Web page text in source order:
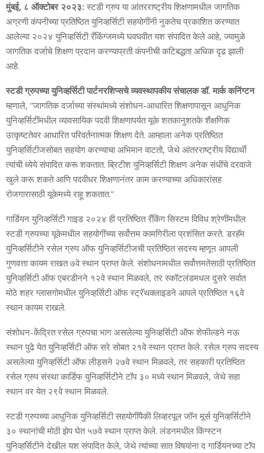
मुंबई, ८ ऑक्टोबर २०२३: स्‍टडी ग्रुप या आंतरराष्‍ट्रीय शिक्षणामधील जागतिक
अग्रणी कंपनीच्या प्रतिष्ठित युनिव्‍हर्सिटी सहयोगींनी नुकतेच प्रकाशित करण्‍यात
आलेल्‍या २०२४ युनिव्‍हर्सिटी रँकिंग्‍जमध्‍ये घवघवीत यश संपादित केले आहे, ज्‍यामुळे
जागतिक दर्जाचे शिक्षण प्रदान करण्‍याप्रती कंपनीची कटिबद्धता अधिक दृढ झाली
आहे.
स्‍टडी ग्रुपच्‍या युनिव्‍हर्सिटी पार्टनरशिप्‍सचे व्‍यवस्‍थापकीय संचालक डॉ. मार्क कनिंग्‍टन
म्‍हणाले, “जागतिक दर्जाच्‍या संस्‍थांमध्‍ये संशोधन-आधारित शिक्षणापासून आधुनिक
युनिव्‍हर्सिटींमधील व्‍यावसायिक पदवी शिक्षणापर्यत यूके शतकानुशतके शैक्षणिक
उत्कृष्टतेवर आधारित परिवर्तनात्मक शिक्षण देते. आम्‍हाला अनेक प्रतिष्ठित
युनिव्‍हर्सिटीजसोबत सहयोग करण्‍याचा अभिमान वाटतो, जेथे आंतरराष्‍ट्रीय विद्यार्थी
त्‍यांची ध्‍येये संपादित करू शकतात. ब्रिटीश युनिव्‍हर्सिटी शिक्षण अनेक संधींचे दरवाजे
खुले करू शकते आणि पदवीधर शिक्षणानंतर काम करण्‍याच्‍या अधिकारांसह
रोजगारासाठी यूकेमध्‍ये राहू शकतात.”
गार्डियन युनिव्‍हर्सिटी गाइड २०२४ ही प्रतिष्ठित रँकिंग सिस्‍टम विविध श्रेणींमधील
स्‍टडी ग्रुपच्‍या यूकेमधील सहयोगींच्‍या सर्वोत्तम कामगिरीला प्रशंसित करते. डरहॅम
युनिव्‍हर्सिटीने रसेल ग्रुप ऑफ युनिव्‍हर्सिटीजची प्रतिष्ठित सदस्‍य म्‍हणून आपली
गुणवत्ता कायम राखत ७वे स्‍थान प्राप्‍त केले. संशोधनामधील सर्वोत्तमतेसाठी प्रतिष्ठित
युनिव्‍हर्सिटी ऑफ एबरडीनने १२वे स्‍थान मिळवले, तर स्‍कॉटलंडमधल दुसरे सर्वात
मोठे शहर ग्‍लासगोमधील युनिव्हर्सिटी ऑफ स्ट्रॅथक्लाइडने आपले प्रतिष्ठित १६वे
स्‍थान कायम राखले.
संशोधन-केंद्रित रसेल ग्रुपचा भाग असलेल्‍या युनिव्हर्सिटी ऑफ शेफील्डने नऊ
स्‍थान पुढे येत युनिव्‍हर्सिटी ऑफ सरे सोबत २१वे स्‍थान प्राप्‍त केले. रसेल ग्रुप सदस्‍य
असलेल्या युनिव्‍हर्सिटी ऑफ लीड्सने २७वे स्‍थान मिळवले, तर सहकारी प्रतिष्ठित
रसेल ग्रुप संस्‍था कार्डिफ युनिव्‍हर्सिटीने टॉप ३० मध्‍ये स्‍थान मिळवले, जेथे सहा
स्‍थान वर येत २९वे स्‍थान मिळवले.
स्‍टडी ग्रुपच्‍या आधुनिक युनिव्‍हर्सिटी सहयोगींपैकी लिव्हरपूल जॉन मूर्स युनिव्हर्सिटीने
३० स्‍थानांची मोठी झेप घेत ५७वे स्‍थान प्राप्‍त केले. लंडनमधील किंग्‍स्‍टन
युनिव्‍हर्सिटीने देखील यश संपादित केले, जेथे त्‍यांच्‍या सात विषयांना द गार्डियनच्‍या टॉप